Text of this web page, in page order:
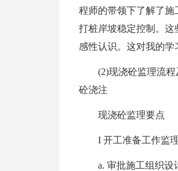
程师的带领下了解了
打桩岸坡稳定控制。
感性认识。这对我的学
(2)现浇砼监理流
砼浇注
现浇砼监理要点
I 开工准备工作监
a. 审批施工组织设